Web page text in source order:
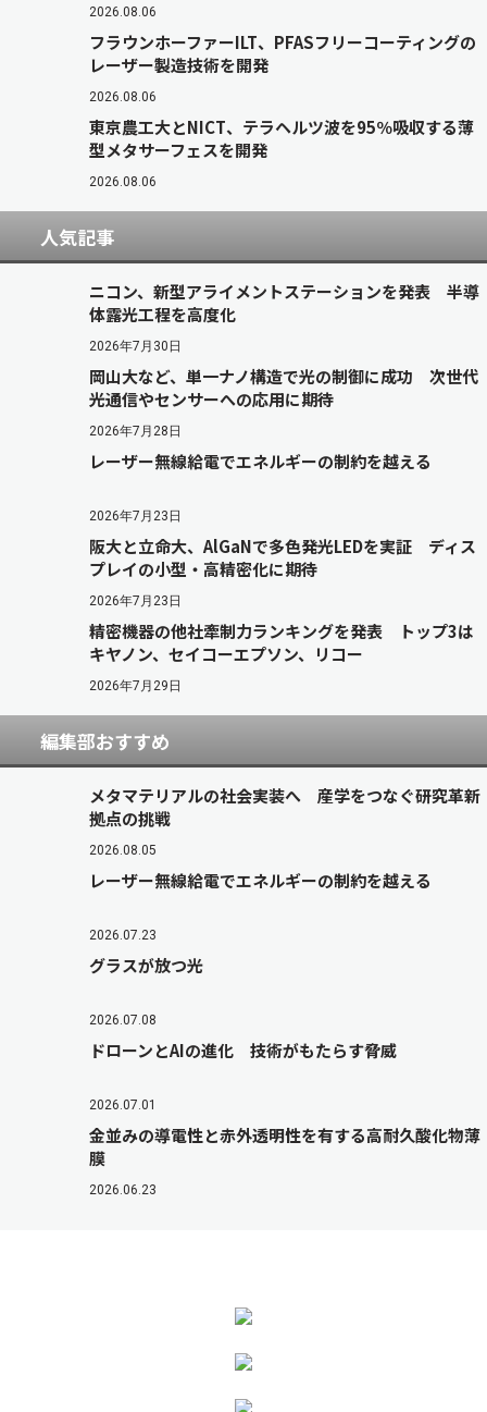
2026.08.06
フラウンホーファーILT、PFASフリーコーティングの
レーザー製造技術を開発
2026.08.06
東京農工大とNICT、テラヘルツ波を95％吸収する薄
型メタサーフェスを開発
2026.08.06
人気記事
ニコン、新型アライメントステーションを発表 半導
体露光工程を高度化
2026年7月30日
岡山大など、単一ナノ構造で光の制御に成功 次世代
光通信やセンサーへの応用に期待
2026年7月28日
レーザー無線給電でエネルギーの制約を越える
2026年7月23日
阪大と立命大、AlGaNで多色発光LEDを実証 ディス
プレイの小型・高精密化に期待
2026年7月23日
精密機器の他社牽制力ランキングを発表 トップ3は
キヤノン、セイコーエプソン、リコー
2026年7月29日
編集部おすすめ
メタマテリアルの社会実装へ 産学をつなぐ研究革新
拠点の挑戦
2026.08.05
レーザー無線給電でエネルギーの制約を越える
2026.07.23
グラスが放つ光
2026.07.08
ドローンとAIの進化 技術がもたらす脅威
2026.07.01
金並みの導電性と赤外透明性を有する高耐久酸化物薄
膜
2026.06.23